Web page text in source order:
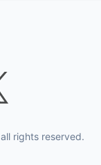
rights reserved.